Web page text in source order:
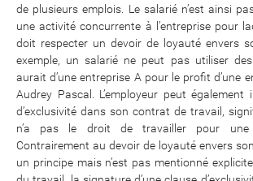
de plusieurs emplois. Le salarié n’est ainsi
une activité concurrente à l’entreprise pour
doit respecter un devoir de loyauté envers
exemple, un salarié ne peut pas utiliser des
aurait d’une entreprise A pour le profit d’une
Audrey Pascal. L’employeur peut également
d’exclusivité dans son contrat de travail,
n’a pas le droit de travailler pour une
Contrairement au devoir de loyauté envers
un principe mais n’est pas mentionné